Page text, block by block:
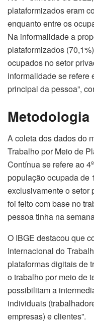
plataformizados eram
enquanto entre os
Na informalidade a
plataformizados
ocupados no setor
informalidade se refere
principal da pessoa”,
Metodologia
A coleta dos dados do
Trabalho por Meio de
Contínua se refere ao
população ocupada de
exclusivamente o setor
foi feito com base no
pessoa tinha na
O IBGE destacou que
Internacional do
plataformas digitais de
o trabalho por meio de
possibilitam a
individuais
empresas) e clientes”.